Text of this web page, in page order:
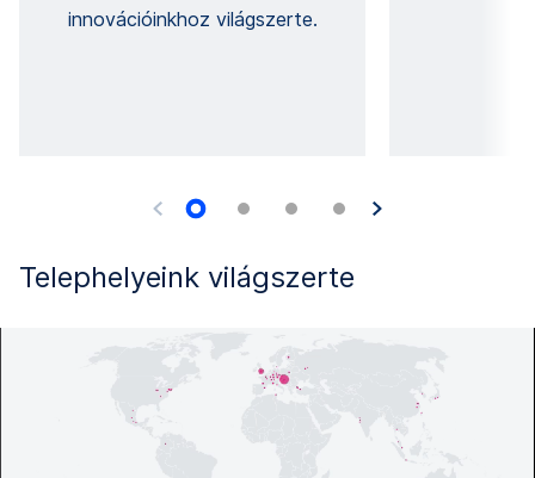
innovációinkhoz világszerte.
Telephelyeink világszerte